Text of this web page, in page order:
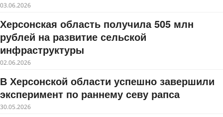
03.06.2026
Херсонская область получила 505 млн
рублей на развитие сельской
инфраструктуры
02.06.2026
В Херсонской области успешно завершили
эксперимент по раннему севу рапса
30.05.2026